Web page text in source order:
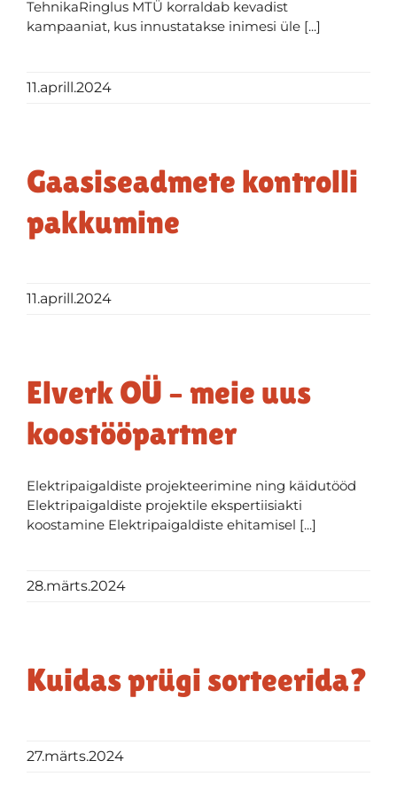
TehnikaRinglus MTÜ korraldab kevadist
kampaaniat, kus innustatakse inimesi üle [...]
11.aprill.2024
Gaasiseadmete kontrolli
pakkumine
11.aprill.2024
Elverk OÜ – meie uus
koostööpartner
Elektripaigaldiste projekteerimine ning käidutööd
Elektripaigaldiste projektile ekspertiisiakti
koostamine Elektripaigaldiste ehitamisel [...]
28.märts.2024
Kuidas prügi sorteerida?
27.märts.2024